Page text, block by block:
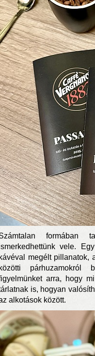
formában
vele.
kávéval megélt pillanatok,
közötti párhuzamokról
arra, hogy
is, hogyan
alkotások között.